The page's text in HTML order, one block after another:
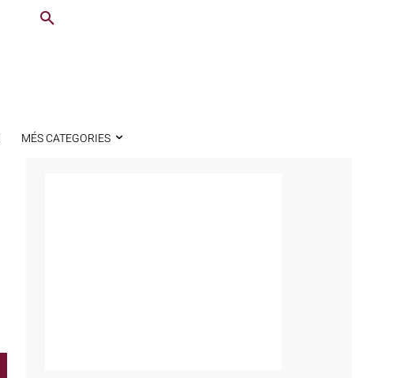
MÉS CATEGORIES